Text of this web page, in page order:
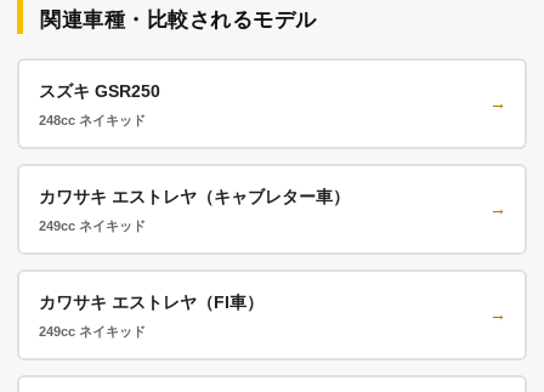
関連車種・比較されるモデル
スズキ GSR250
248cc ネイキッド
→
カワサキ エストレヤ（キャブレター車）
249cc ネイキッド
→
カワサキ エストレヤ（FI車）
249cc ネイキッド
→